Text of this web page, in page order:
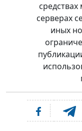
серверах
иных